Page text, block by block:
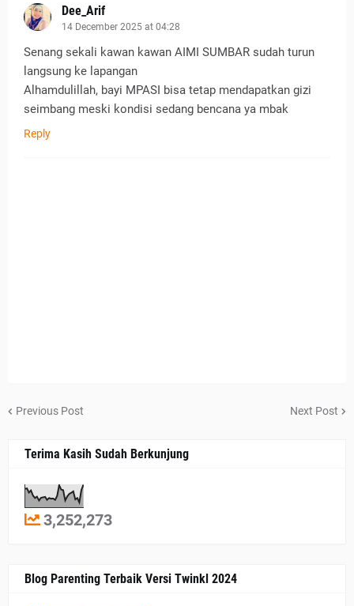
Dee_Arif
14 December 2025 at 04:28
Senang sekali kawan kawan AIMI SUMBAR sudah turun
langsung ke lapangan
Alhamdulillah, bayi MPASI bisa tetap mendapatkan gizi
seimbang meski kondisi sedang bencana ya mbak
Reply
Previous Post Next Post
Terima Kasih Sudah Berkunjung
3,252,273
Blog Parenting Terbaik Versi Twinkl 2024